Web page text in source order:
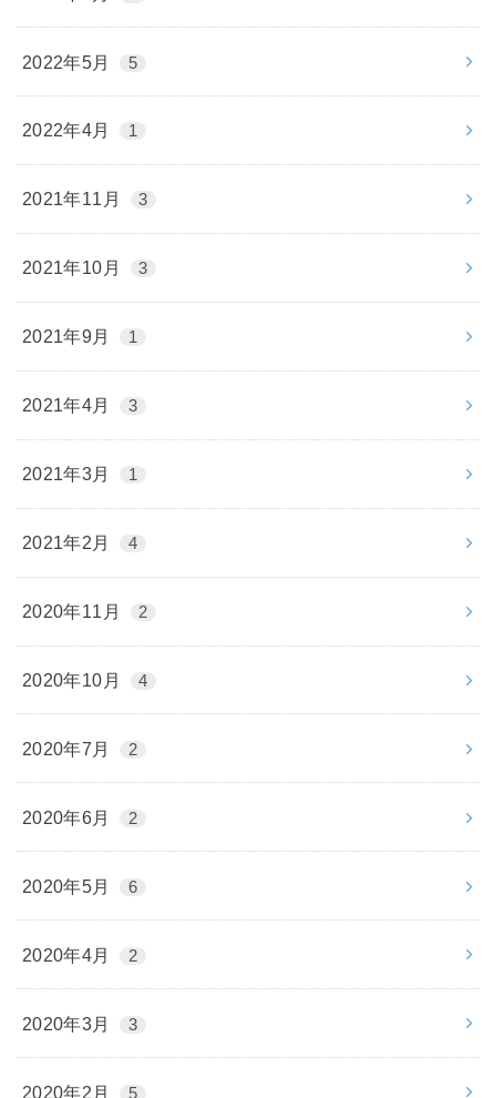
2022年5月 5
2022年4月 1
2021年11月 3
2021年10月 3
2021年9月 1
2021年4月 3
2021年3月 1
2021年2月 4
2020年11月 2
2020年10月 4
2020年7月 2
2020年6月 2
2020年5月 6
2020年4月 2
2020年3月 3
2020年2月 5